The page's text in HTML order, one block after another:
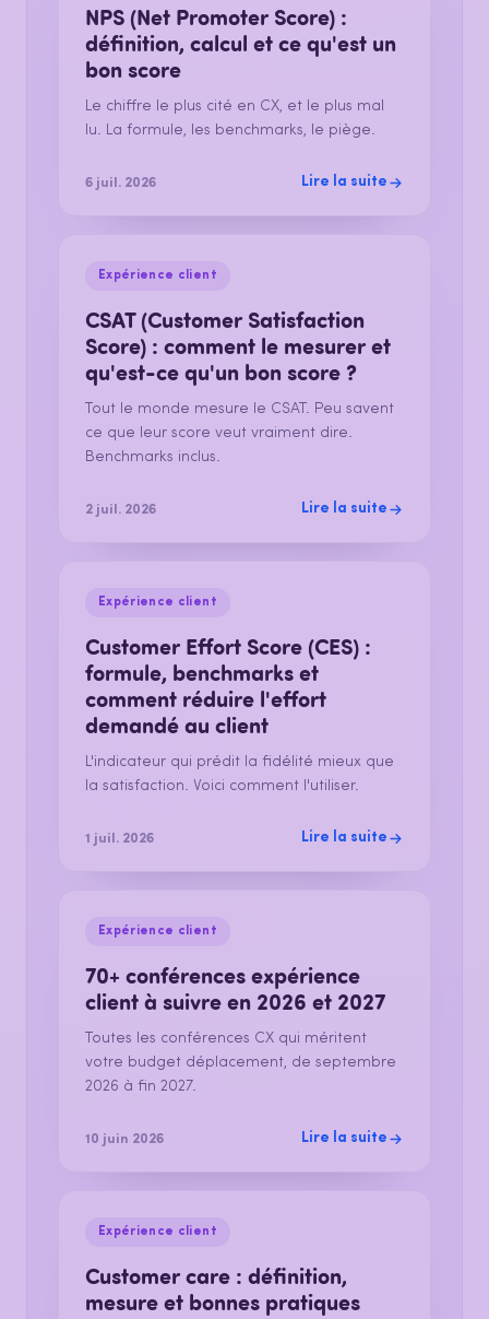
NPS (Net Promoter Score) :
définition, calcul et ce qu'est un
bon score
Le chiffre le plus cité en CX, et le plus mal
lu. La formule, les benchmarks, le piège.
6 juil. 2026 Lire la suite
Expérience client
CSAT (Customer Satisfaction
Score) : comment le mesurer et
qu'est-ce qu'un bon score ?
Tout le monde mesure le CSAT. Peu savent
ce que leur score veut vraiment dire.
Benchmarks inclus.
2 juil. 2026 Lire la suite
Expérience client
Customer Effort Score (CES) :
formule, benchmarks et
comment réduire l'effort
demandé au client
L'indicateur qui prédit la fidélité mieux que
la satisfaction. Voici comment l'utiliser.
1 juil. 2026 Lire la suite
Expérience client
70+ conférences expérience
client à suivre en 2026 et 2027
Toutes les conférences CX qui méritent
votre budget déplacement, de septembre
2026 à fin 2027.
10 juin 2026 Lire la suite
Expérience client
Customer care : définition,
mesure et bonnes pratiques